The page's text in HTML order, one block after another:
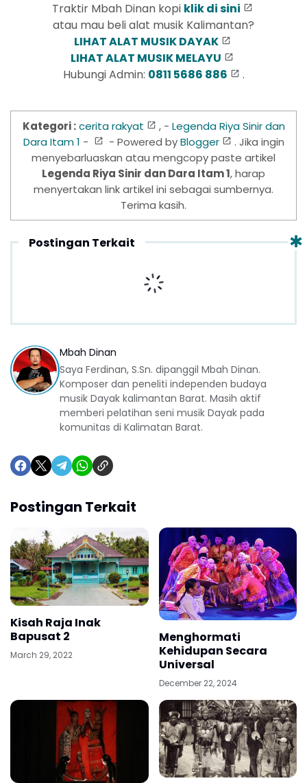
Traktir Mbah Dinan kopi klik di sini
atau mau beli alat musik Kalimantan?
LIHAT ALAT MUSIK DAYAK
LIHAT ALAT MUSIK MELAYU
Hubungi Admin: 0811 5686 886 .
Kategori : cerita rakyat , - Legenda Riya Sinir dan
Dara Itam 1 - - Powered byBlogger
. Jika ingin
menyebarluaskan atau mengcopy paste artikel
Legenda Riya Sinir dan Dara Itam 1, harap
menyertakan link artikel ini sebagai sumbernya.
Terima kasih.
Postingan Terkait
Mbah Dinan
Saya Ferdinan, S.Sn. dipanggil Mbah Dinan.
Komposer dan peneliti independen budaya
musik Dayak kalimantan Barat. Masih aktif
memberi pelatihan seni musik Dayak pada
komunitas di Kalimatan Barat.
Postingan Terkait
Kisah Raja Inak
Bapusat 2
March 29, 2022
Menghormati
Kehidupan Secara
Universal
December 22, 2024